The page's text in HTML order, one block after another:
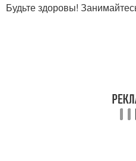
Будьте здоровы!